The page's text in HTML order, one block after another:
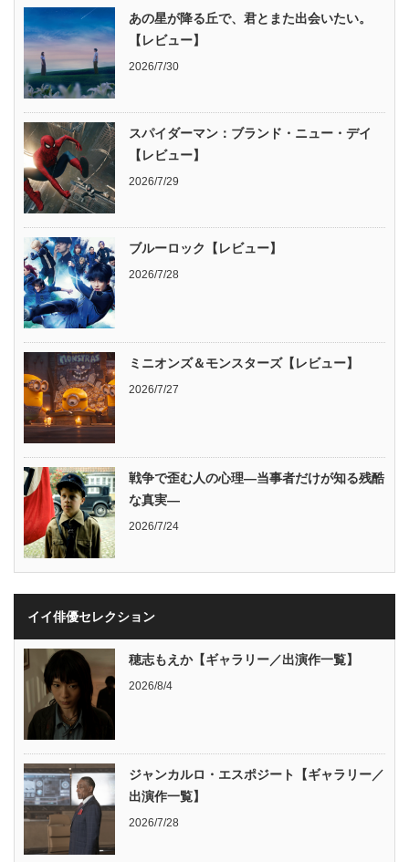
あの星が降る丘で、君とまた出会いたい。
【レビュー】
2026/7/30
スパイダーマン：ブランド・ニュー・デイ
【レビュー】
2026/7/29
ブルーロック【レビュー】
2026/7/28
ミニオンズ＆モンスターズ【レビュー】
2026/7/27
戦争で歪む人の心理―当事者だけが知る残酷
な真実―
2026/7/24
イイ俳優セレクション
穂志もえか【ギャラリー／出演作一覧】
2026/8/4
ジャンカルロ・エスポジート【ギャラリー／
出演作一覧】
2026/7/28